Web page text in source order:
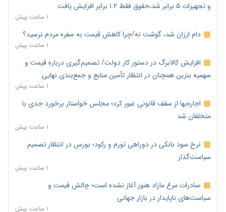
و تجهیزات ۵ برابر شد،حقوق فقط ۱.۲ برابر افزایش یافت
۱ ساعت پیش
دام ارزان شد، گوشت نه/چرا کاهش قیمت به سفره مردم نرسید؟
۱ ساعت پیش
افزایش کالابرگ در دستور کار دولت/ تصمیم‌گیری درباره قیمت و
سهمیه بنزین همچنان در انتظار تأمین منابع و جمع‌بندی نهایی
۱ ساعت پیش
اجاره‌بها از سقف قانونی عبور کرد؛ مجلس خواستار برخورد جدی با
متخلفان شد
۱ ساعت پیش
نرخ سود بانکی در دوراهی تورم و رکود؛ بورس در انتظار تصمیم
سیاست‌گذار
۱ ساعت پیش
صادرات مرغ مازاد هنوز آغاز نشده است؛ چالش قیمت و
سیاست‌های ناپایدار در بازار جهانی
۱ ساعت پیش